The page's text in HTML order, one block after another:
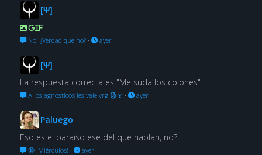
[Ψ]
GIF
No. ¿Verdad que no?· ayer
[Ψ]
La respuesta correcta es "Me suda los cojones"
A los agnosticos les vale vrg 🗿🍷 · ayer
Paluego
Eso es el paraíso ese del que hablan, no?
🔞 ¡Miérculos! · ayer